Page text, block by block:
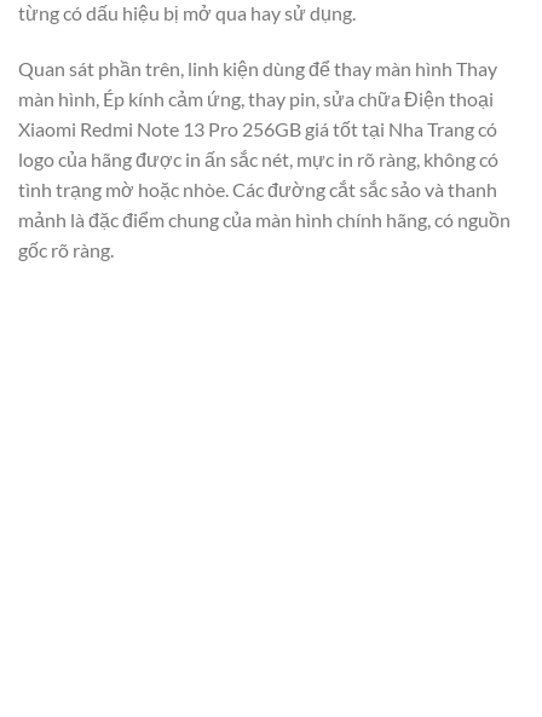
từng có dấu hiệu bị mở qua hay sử dụng.
Quan sát phần trên, linh kiện dùng để thay màn hình Thay
màn hình, Ép kính cảm ứng, thay pin, sửa chữa Điện thoại
Xiaomi Redmi Note 13 Pro 256GB giá tốt tại Nha Trang có
logo của hãng được in ấn sắc nét, mực in rõ ràng, không có
tình trạng mờ hoặc nhòe. Các đường cắt sắc sảo và thanh
mảnh là đặc điểm chung của màn hình chính hãng, có nguồn
gốc rõ ràng.